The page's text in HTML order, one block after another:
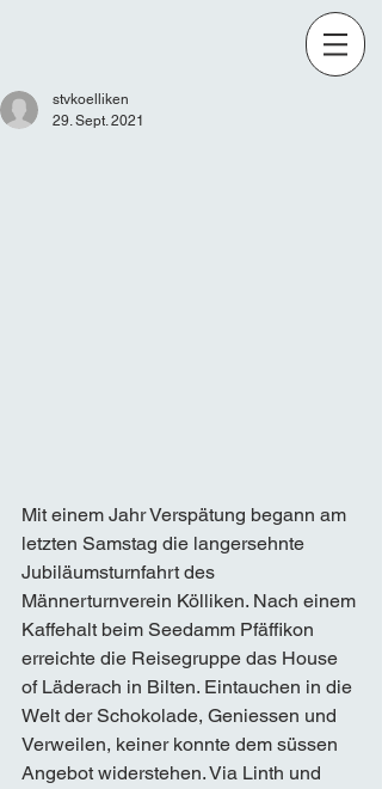
stvkoelliken
29. Sept. 2021
Mit einem Jahr Verspätung begann am
letzten Samstag die langersehnte
Jubiläumsturnfahrt des
Männerturnverein Kölliken. Nach einem
Kaffehalt beim Seedamm Pfäffikon
erreichte die Reisegruppe das House
of Läderach in Bilten. Eintauchen in die
Welt der Schokolade, Geniessen und
Verweilen, keiner konnte dem süssen
Angebot widerstehen. Via Linth und